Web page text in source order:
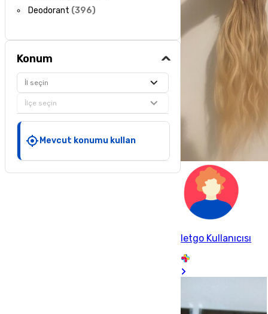
Deodorant (396)
Konum
İl seçin
İlçe seçin
Mevcut konumu kullan
letgo Kullanıcısı